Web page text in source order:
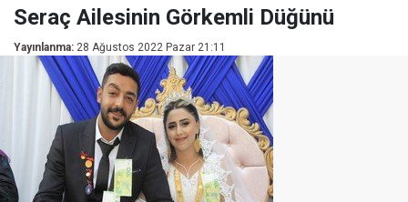
Seraç Ailesinin Görkemli Düğünü
Yayınlanma: 28 Ağustos 2022 Pazar 21:11